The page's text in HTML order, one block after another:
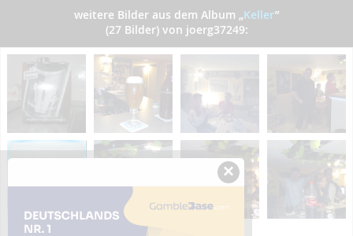
weitere Bilder aus dem Album „Keller”
(27 Bilder) von joerg37249:
×